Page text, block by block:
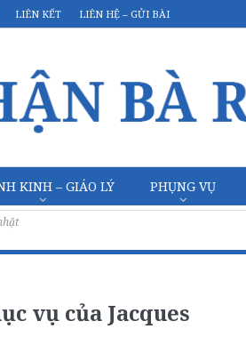
LIÊN KẾT LIÊN HỆ – GỬI BÀI
KINH – GIÁO LÝ PHỤNG VỤ
vụ của Jacques